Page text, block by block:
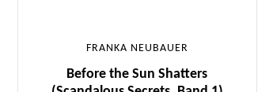
FRANKA NEUBAUER
Before the Sun Shatters